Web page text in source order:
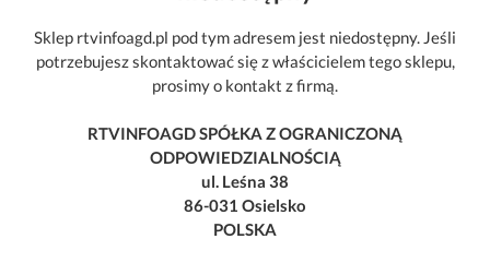
Sklep rtvinfoagd.pl pod tym adresem jest niedostępny. Jeśli
potrzebujesz skontaktować się z właścicielem tego sklepu,
prosimy o kontakt z firmą.
RTVINFOAGD SPÓŁKA Z OGRANICZONĄ
ODPOWIEDZIALNOŚCIĄ
ul. Leśna 38
86-031 Osielsko
POLSKA